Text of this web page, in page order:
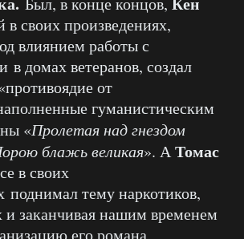
в своих произведениях,
влиянием работы с
в домах ветеранов, создал
от
гуманистическим
«Пролетая над гнездом
блажь великая». АТомас
в своих
поднимал тему наркотиков,
и заканчивая нашим временем